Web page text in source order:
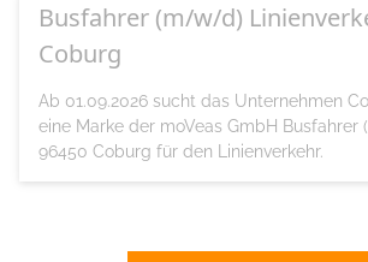
Busfahrer (m/w/d)
Coburg
Ab 01.09.2026 sucht das Unternehmen
eine Marke der moVeas GmbH
96450 Coburg für den Linienverkehr.